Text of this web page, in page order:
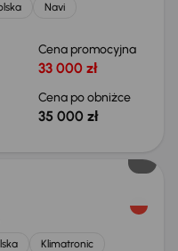
Navi
Cena promocyjna
33 000 zł
Cena po obniżce
35 000 zł
Klimatronic